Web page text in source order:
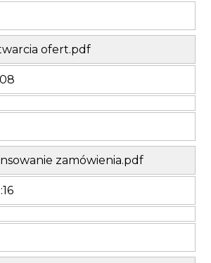
ofert.pdf
zamówienia.pdf